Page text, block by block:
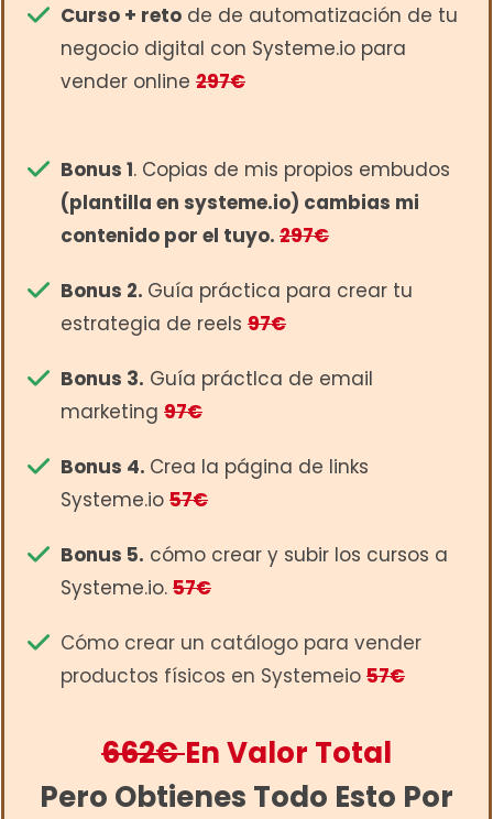
Curso + reto de de automatización de tu
negocio digital con Systeme.io para
vender online 297€
Bonus 1. Copias de mis propios embudos
(plantilla en systeme.io) cambias mi
contenido por el tuyo. 297€
Bonus 2. Guía práctica para crear tu
estrategia de reels 97€
Bonus 3. Guía práctIca de email
marketing 97€
Bonus 4. Crea la página de links
Systeme.io 57€
Bonus 5. cómo crear y subir los cursos a
Systeme.io. 57€
Cómo crear un catálogo para vender
productos físicos en Systemeio 57€
662€En Valor Total
Pero Obtienes Todo Esto Por